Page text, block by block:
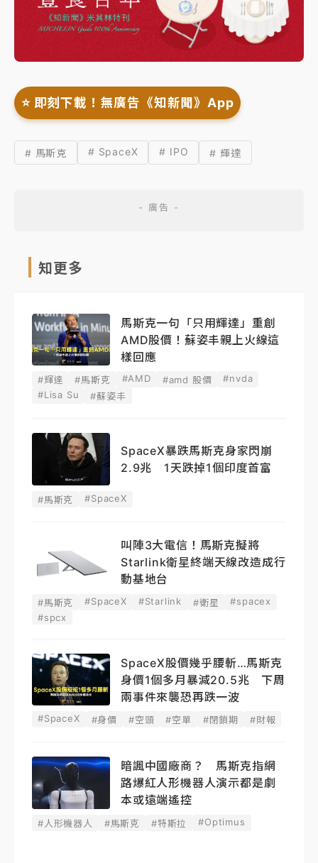
⭐️ 即刻下載！無廣告《知新聞》App
# 馬斯克 # SpaceX # IPO # 輝達
知更多
馬斯克一句「只用輝達」重創
AMD股價！蘇姿丰親上火線這
樣回應
#輝達 #馬斯克 #AMD #amd 股價
#nvda
#Lisa Su
#蘇姿丰
SpaceX暴跌馬斯克身家閃崩
2.9兆 1天跌掉1個印度首富
#馬斯克 #SpaceX
叫陣3大電信！馬斯克擬將
Starlink衛星終端天線改造成行
動基地台
#馬斯克 #SpaceX #Starlink #衛星
#spacex
#spcx
SpaceX股價幾乎腰斬…馬斯克
身價1個多月暴減20.5兆 下周
兩事件來襲恐再跌一波
#SpaceX #身價 #空頭 #空單 #閉鎖期 #財報
暗諷中國廠商？ 馬斯克指網
路爆紅人形機器人演示都是劇
本或遠端遙控
#人形機器人 #馬斯克 #特斯拉 #Optimus